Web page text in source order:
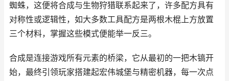
蜘蛛，这便将合成与生物狩猎联系起来了，许多配方具有
对称性或逻辑性，如大多数工具配方是两根木棍上方放置
三个材料，掌握这些模式便能举一反三。
合成是连接游戏所有元素的桥梁，它从最初的一把木镐开
始，最终引领玩家搭建起宏伟城堡与精密机器，每一次点